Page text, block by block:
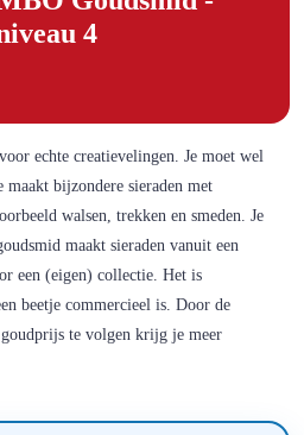
4
echte creatievelingen. Je moet wel
bijzondere sieraden met
walsen, trekken en smeden. Je
maakt sieraden vanuit een
een (eigen) collectie. Het is
beetje commercieel is. Door de
te volgen krijg je meer